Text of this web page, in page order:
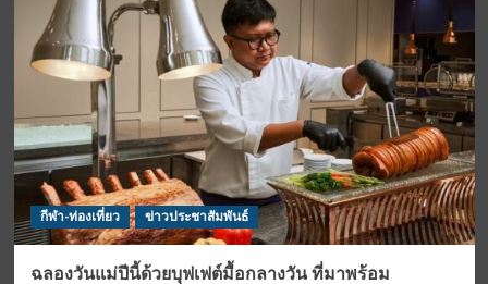
กีฬา-ท่องเที่ยว ข่าวประชาสัมพันธ์
ฉลองวันแม่ปีนี้ด้วยบุฟเฟต์มื้อกลางวัน ที่มาพร้อม